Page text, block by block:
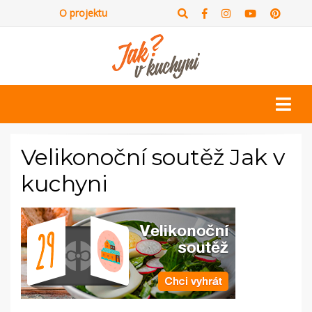
O projektu
Velikonoční soutěž Jak v
kuchyni